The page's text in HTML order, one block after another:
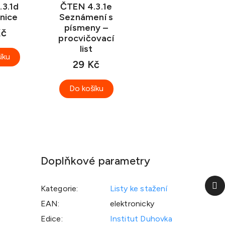
ČTEN 4.3.1e
Seznámení s
písmeny –
procvičovací
list
29 Kč
Do košíku
Doplňkové parametry
Kategorie:
Listy ke stažení
EAN:
elektronicky
Edice:
Institut Duhovka